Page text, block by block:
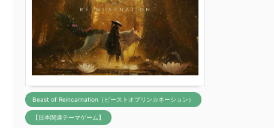
Beast of Reincarnation（ビーストオブリンカネーション）
【日本関連テーマゲーム】